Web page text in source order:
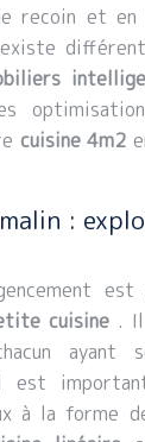
recoin et
cuisine 4m2
:
cuisine .
chacun
est
à la forme